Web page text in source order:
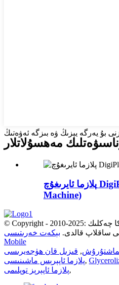
بۇ يەرگە يېزىڭ ۋە بىزگە ئەۋەتىڭ
مەھسۇلاتلار
پلازما ئايرىغۇچ DigiPla80 (Apheresis
Machine)
© Copyright - 2010-2025: سىچۈەن نىگال بىئوتېخنىكا چەكلىك
ساقلاپ قالدى. بېكەت خەرىتىسى
Mobile
, قىزىل قان ھۈجەيرىسى
پلازما ئاپېرېس ماشىنىسى,
پلازما ئاپېرېز توپلىمى,